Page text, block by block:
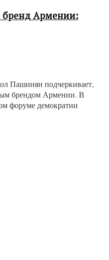
бренд Армении:
Пашинян подчеркивает,
брендом Армении. В
форуме демократии